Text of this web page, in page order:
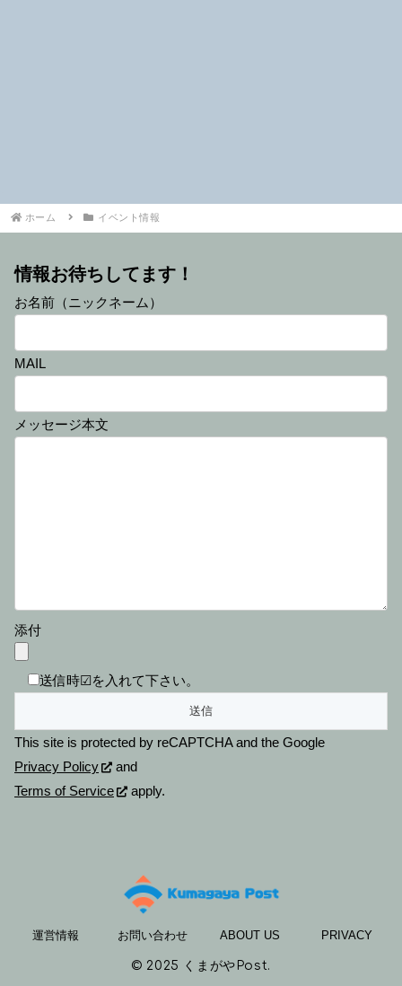
ホーム イベント情報
情報お待ちしてます！
お名前（ニックネーム）
MAIL
メッセージ本文
添付
送信時☑を入れて下さい。
This site is protected by reCAPTCHA and the Google
Privacy Policy
and
Terms of Service
apply.
運営情報 お問い合わせ ABOUT US PRIVACY
© 2025 くまがやPost.